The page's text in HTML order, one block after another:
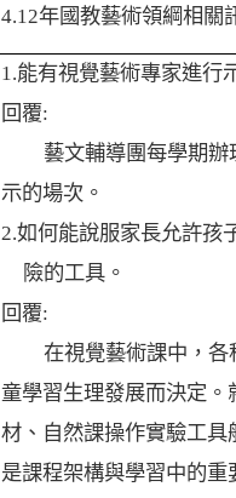
4.12年國教藝術領綱相關
1.能有視覺藝術專家進行
回覆:
藝文輔導團每學期
示的場次。
2.如何能說服家長允許孩
險的工具。
回覆:
在視覺藝術課中，
童學習生理發展而決定
材、自然課操作實驗工
是課程架構與學習中的重